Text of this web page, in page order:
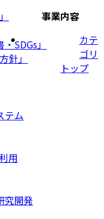
SDGs」
針」
事業内容
カテ
ゴリ
トップ
テム
用
究開発